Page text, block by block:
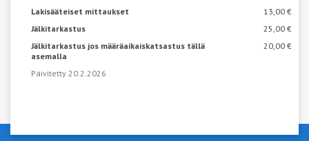
Lakisääteiset mittaukset
13,00 €
Jälkitarkastus
25,00 €
Jälkitarkastus jos määräaikaiskatsastus tällä
asemalla
20,00 €
Päivitetty 20.2.2026